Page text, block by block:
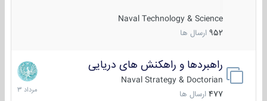
Naval Technology & Science
952 ارسال ها
راهبردها و راهکنش های دریایی
Naval Strategy & Doctorian
477 ارسال ها
2
مرداد
1403